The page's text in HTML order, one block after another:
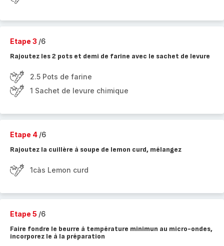
Etape 3 /6
Rajoutez les 2 pots et demi de farine avec le sachet de levure
2.5 Pots de farine
1 Sachet de levure chimique
Etape 4 /6
Rajoutez la cuillère à soupe de lemon curd, mélangez
1càs Lemon curd
Etape 5 /6
Faire fondre le beurre à température minimun au micro-ondes,
incorporez le à la préparation